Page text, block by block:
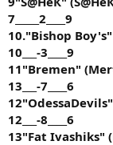
7_____2____9
10."Bishop Boy's"
10___-3____9
11"Bremen"
13___-7____6
12"OdessaDevils"
12___-8____6
13"Fat Ivashiks"